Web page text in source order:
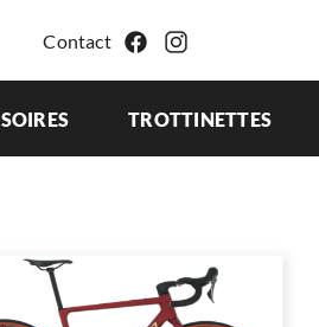
Contact
TROTTINETTES